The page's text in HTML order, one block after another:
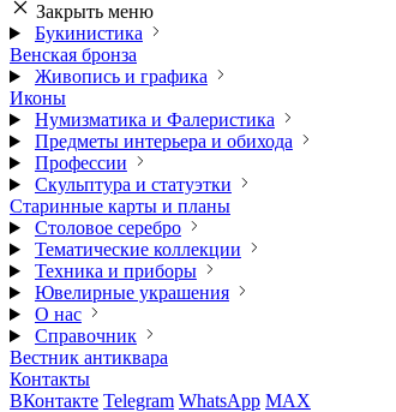
Закрыть меню
Букинистика
Венская бронза
Живопись и графика
Иконы
Нумизматика и Фалеристика
Предметы интерьера и обихода
Профессии
Скульптура и статуэтки
Старинные карты и планы
Столовое серебро
Тематические коллекции
Техника и приборы
Ювелирные украшения
О нас
Справочник
Вестник антиквара
Контакты
ВКонтакте Telegram WhatsApp MAX